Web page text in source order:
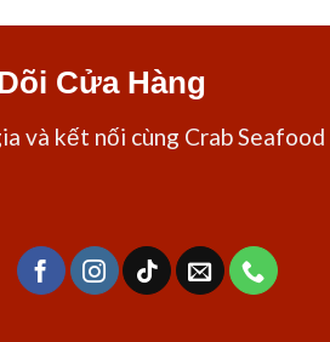
Cửa Hàng
và kết nối cùng Crab